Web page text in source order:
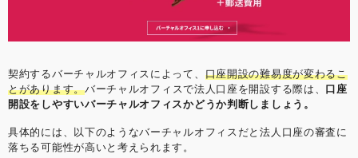
契約するバーチャルオフィスによって、 口座開設の難易度が変わるこ
とがあります。バーチャルオフィスで法人口座を開設する際は、 口座
開設をしやすいバーチャルオフィスかどうか判断しましょう。
具体的には、以下のようなバーチャルオフィスだと法人口座の審査に
落ちる可能性が高いと考えられます。